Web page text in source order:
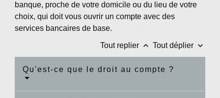
banque, proche de votre domicile ou du lieu de votre
choix, qui doit vous ouvrir un compte avec des
services bancaires de base.
Tout replier keyboard_arrow_up Tout déplier keyboard_arrow_down
Qu'est-ce que le droit au compte ?